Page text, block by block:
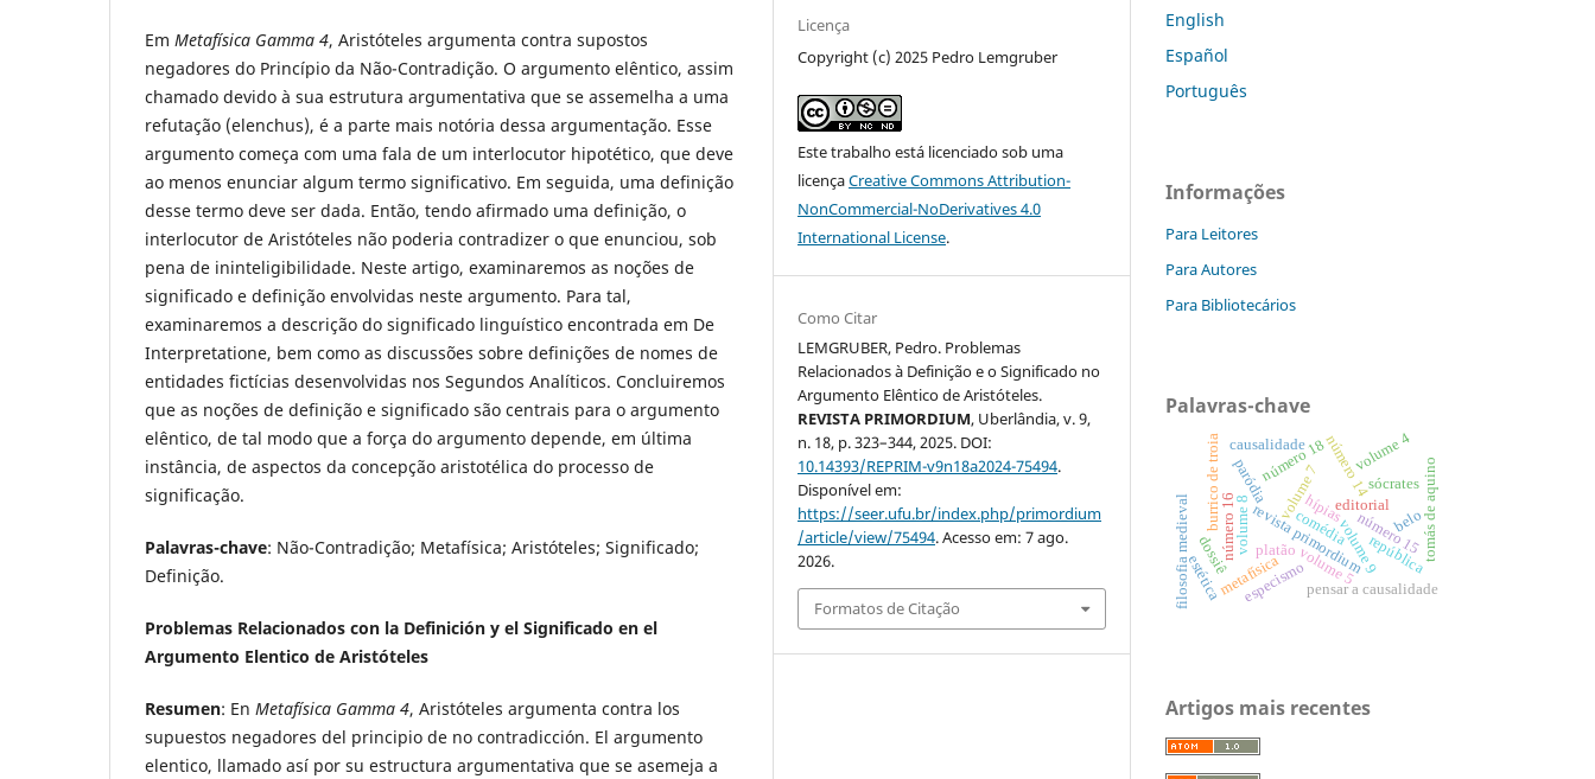
Em Metafísica Gamma 4, Aristóteles argumenta contra supostos
negadores do Princípio da Não-Contradição. O argumento elêntico, assim
chamado devido à sua estrutura argumentativa que se assemelha a uma
refutação (elenchus), é a parte mais notória dessa argumentação. Esse
argumento começa com uma fala de um interlocutor hipotético, que deve
ao menos enunciar algum termo significativo. Em seguida, uma definição
desse termo deve ser dada. Então, tendo afirmado uma definição, o
interlocutor de Aristóteles não poderia contradizer o que enunciou, sob
pena de ininteligibilidade. Neste artigo, examinaremos as noções de
significado e definição envolvidas neste argumento. Para tal,
examinaremos a descrição do significado linguístico encontrada em De
Interpretatione, bem como as discussões sobre definições de nomes de
entidades fictícias desenvolvidas nos Segundos Analíticos. Concluiremos
que as noções de definição e significado são centrais para o argumento
elêntico, de tal modo que a força do argumento depende, em última
instância, de aspectos da concepção aristotélica do processo de
significação.
Palavras-chave: Não-Contradição; Metafísica; Aristóteles; Significado;
Definição.
Problemas Relacionados con la Definición y el Significado en el
Argumento Elentico de Aristóteles
Resumen: En Metafísica Gamma 4, Aristóteles argumenta contra los
supuestos negadores del principio de no contradicción. El argumento
elentico, llamado así por su estructura argumentativa que se asemeja a
Licença
Copyright (c) 2025 Pedro Lemgruber
Este trabalho está licenciado sob uma
licençaCreative Commons Attribution-
NonCommercial-NoDerivatives 4.0
International License.
Como Citar
LEMGRUBER, Pedro. Problemas
Relacionados à Definição e o Significado no
Argumento Elêntico de Aristóteles.
REVISTA PRIMORDIUM, Uberlândia, v. 9,
n. 18, p. 323–344, 2025. DOI:
10.14393/REPRIM-v9n18a2024-75494.
Disponível em:
https://seer.ufu.br/index.php/primordium
/article/view/75494. Acesso em: 7 ago.
2026.
Formatos de Citação
English
Español
Português
Informações
Para Leitores
Para Autores
Para Bibliotecários
Palavras-chave
editorial
volume 7número 14
revista primordium
volume 9
número 18
volume 8
número 16 número 15
volume 5
burrico de troia comédia
paródia
volume 4
platão
sócrates
hípias belo
especismo
dossiê
pensar a causalidade
causalidade
estética
filosofia medieval tomás de aquino
metafísica república
Artigos mais recentes